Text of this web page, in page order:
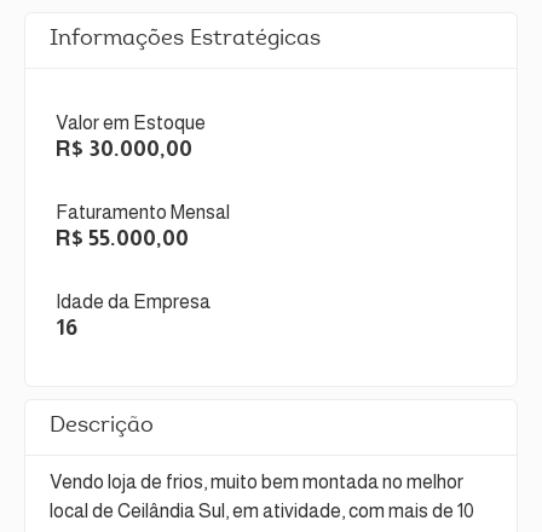
Informações Estratégicas
Valor em Estoque
R$ 30.000,00
Faturamento Mensal
R$ 55.000,00
Idade da Empresa
16
Descrição
Vendo loja de frios, muito bem montada no melhor
local de Ceilândia Sul, em atividade, com mais de 10